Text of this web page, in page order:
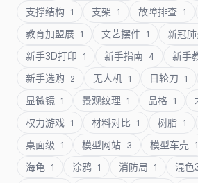
支撑结构 1 支架 1 故障排查 1
教育加盟展 1 文艺摆件 1 新冠肺
新手3D打印 1 新手指南 4 新手
新手选购 2 无人机 1 日轮刀 1
显微镜 1 景观纹理 1 晶格 1
权力游戏 1 材料对比 1 树脂 1
桌面级 1 模型网站 3 模型车壳 1
海龟 1 涂鸦 1 消防局 1 混色